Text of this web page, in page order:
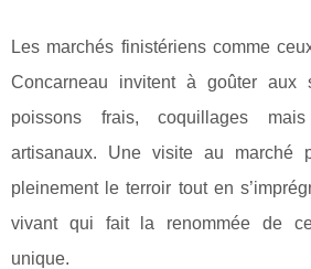
Les marchés finistériens comme
Concarneau invitent à goûter aux
poissons frais, coquillages
artisanaux. Une visite au marché
pleinement le terroir tout en
vivant qui fait la renommée de
unique.